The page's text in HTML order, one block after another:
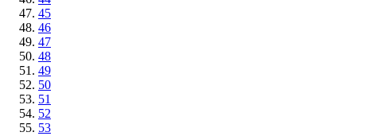
45
46
47
48
49
50
51
52
53